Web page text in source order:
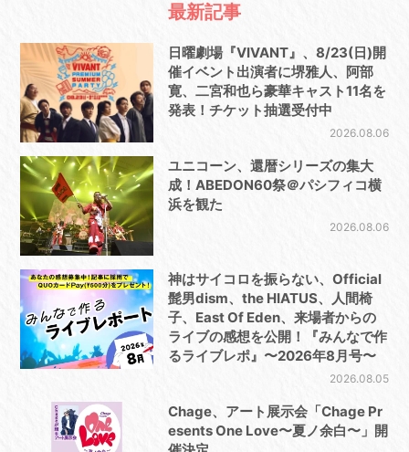
最新記事
日曜劇場『VIVANT』、8/23(日)開
催イベント出演者に堺雅人、阿部
寛、二宮和也ら豪華キャスト11名を
発表！チケット抽選受付中
2026.08.06
ユニコーン、還暦シリーズの集大
成！ABEDON60祭＠パシフィコ横
浜を観た
2026.08.06
神はサイコロを振らない、Official
髭男dism、the HIATUS、人間椅
子、East Of Eden、来場者からの
ライブの感想を公開！『みんなで作
るライブレポ』〜2026年8月号〜
2026.08.05
Chage、アート展示会「Chage Pr
esents One Love〜夏ノ余白〜」開